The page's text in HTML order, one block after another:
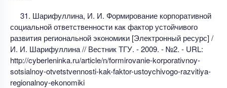
31. Шарифуллина, И. И. Формирование корпоративной
социальной ответственности как фактор устойчивого
развития региональной экономики [Электронный ресурс] /
И. И. Шарифуллина // Вестник ТГУ. - 2009. - №2. - URL:
http://cyberleninka.ru/article/n/formirovanie-korporativnoy-
sotsialnoy-otvetstvennosti-kak-faktor-ustoychivogo-razvitiya-
regionalnoy-ekonomiki